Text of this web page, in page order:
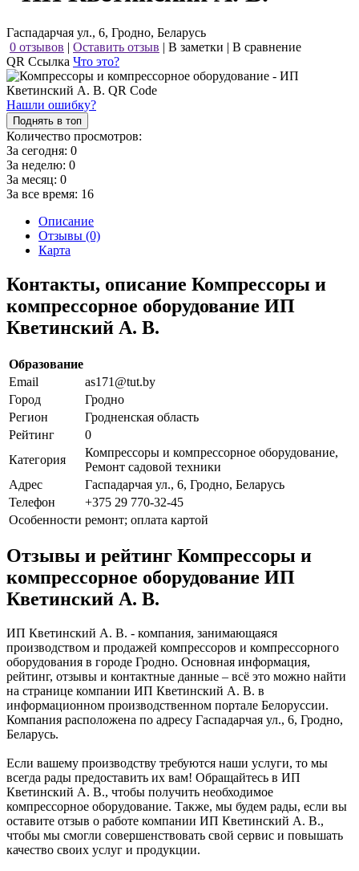
Гаспадарчая ул., 6, Гродно, Беларусь
0 отзывов | Оставить отзыв | В заметки | В сравнение
QR Ссылка Что это?
Нашли ошибку?
Поднять в топ
Количество просмотров:
За сегодня: 0
За неделю: 0
За месяц: 0
За все время: 16
Описание
Отзывы (0)
Карта
Контакты, описание Компрессоры и
компрессорное оборудование ИП
Кветинский А. В.
Образование
Email
as171@tut.by
Город
Гродно
Регион
Гродненская область
Рейтинг
0
Категория
Компрессоры и компрессорное оборудование,
Ремонт садовой техники
Адрес
Гаспадарчая ул., 6, Гродно, Беларусь
Телефон
+375 29 770-32-45
Особенности ремонт; оплата картой
Отзывы и рейтинг Компрессоры и
компрессорное оборудование ИП
Кветинский А. В.
ИП Кветинский А. В. - компания, занимающаяся
производством и продажей компрессоров и компрессорного
оборудования в городе Гродно. Основная информация,
рейтинг, отзывы и контактные данные – всё это можно найти
на странице компании ИП Кветинский А. В. в
информационном производственном портале Белоруссии.
Компания расположена по адресу Гаспадарчая ул., 6, Гродно,
Беларусь.
Если вашему производству требуются наши услуги, то мы
всегда рады предоставить их вам! Обращайтесь в ИП
Кветинский А. В., чтобы получить необходимое
компрессорное оборудование. Также, мы будем рады, если вы
оставите отзыв о работе компании ИП Кветинский А. В.,
чтобы мы смогли совершенствовать свой сервис и повышать
качество своих услуг и продукции.